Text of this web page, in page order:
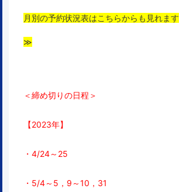
月別の予約状況表はこちらからも見れます
≫
＜締め切りの日程＞
【2023年】
・4/24～25
・5/4～5，9～10，31